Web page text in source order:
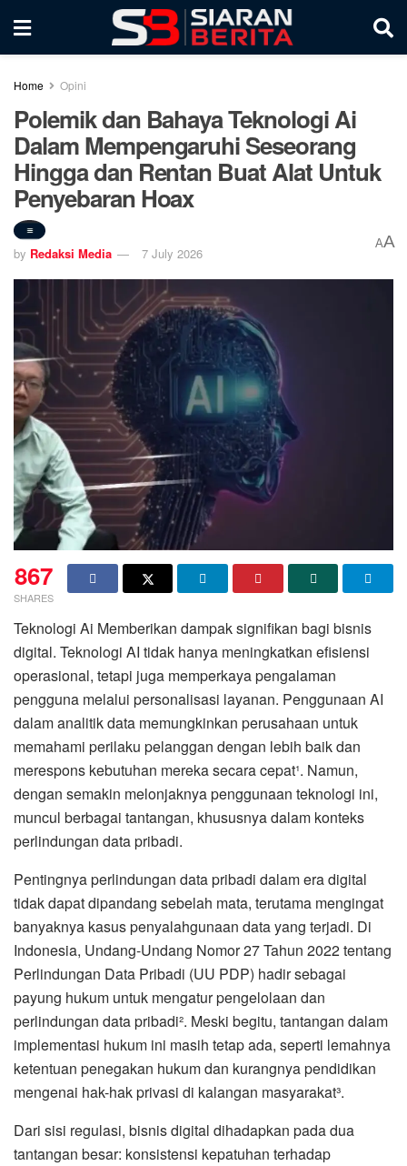
Home Opini
Polemik dan Bahaya Teknologi Ai
Dalam Mempengaruhi Seseorang
Hingga dan Rentan Buat Alat Untuk
Penyebaran Hoax
by Redaksi Media 7 July 2026
AA
867
SHARES
Teknologi Ai Memberikan dampak signifikan bagi bisnis
digital. Teknologi AI tidak hanya meningkatkan efisiensi
operasional, tetapi juga memperkaya pengalaman
pengguna melalui personalisasi layanan. Penggunaan AI
dalam analitik data memungkinkan perusahaan untuk
memahami perilaku pelanggan dengan lebih baik dan
merespons kebutuhan mereka secara cepat¹. Namun,
dengan semakin melonjaknya penggunaan teknologi ini,
muncul berbagai tantangan, khususnya dalam konteks
perlindungan data pribadi.
Pentingnya perlindungan data pribadi dalam era digital
tidak dapat dipandang sebelah mata, terutama mengingat
banyaknya kasus penyalahgunaan data yang terjadi. Di
Indonesia, Undang-Undang Nomor 27 Tahun 2022 tentang
Perlindungan Data Pribadi (UU PDP) hadir sebagai
payung hukum untuk mengatur pengelolaan dan
perlindungan data pribadi². Meski begitu, tantangan dalam
implementasi hukum ini masih tetap ada, seperti lemahnya
ketentuan penegakan hukum dan kurangnya pendidikan
mengenai hak-hak privasi di kalangan masyarakat³.
Dari sisi regulasi, bisnis digital dihadapkan pada dua
tantangan besar: konsistensi kepatuhan terhadap